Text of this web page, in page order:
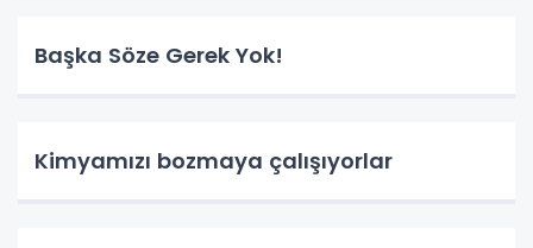
Başka Söze Gerek Yok!
Kimyamızı bozmaya çalışıyorlar